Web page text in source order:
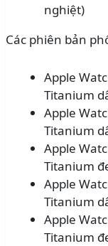
nghiệt)
Các phiên bản
Apple
Titanium
Apple
Titanium
Apple
Titanium
Apple
Titanium
Apple
Titanium